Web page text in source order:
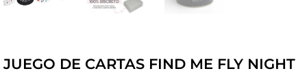
JUEGO DE CARTAS FIND ME FLY NIGHT